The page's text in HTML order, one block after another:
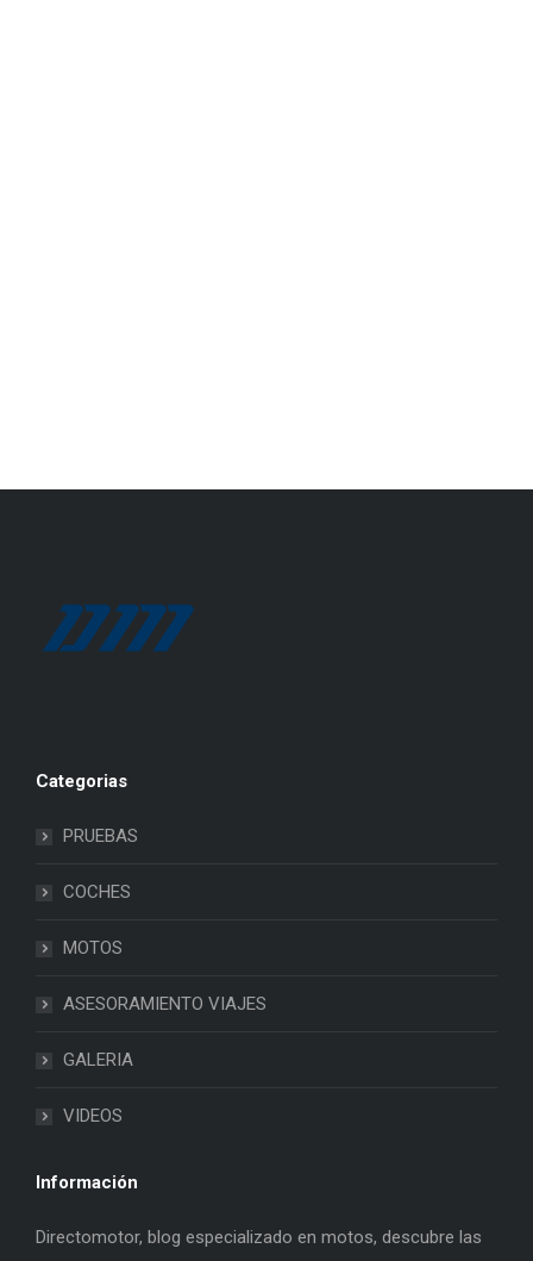
Categorias
PRUEBAS
COCHES
MOTOS
ASESORAMIENTO VIAJES
GALERIA
VIDEOS
Información
Directomotor, blog especializado en motos, descubre las